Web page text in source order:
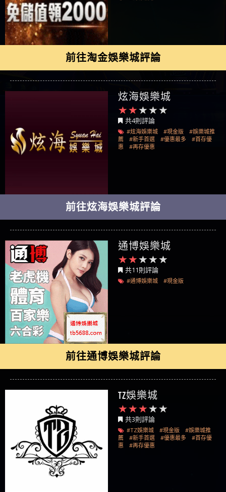
前往淘金娛樂城評論
炫海娛樂城
共4則評論
#炫海娛樂城 #現金版
#娛樂城推
薦
#新手首選 #優惠最多
#首存優
惠
#再存優惠
前往炫海娛樂城評論
通博娛樂城
共11則評論
#通博娛樂城 #現金版
前往通博娛樂城評論
TZ娛樂城
共3則評論
#TZ娛樂城 #現金版
#娛樂城推
薦
#新手首選 #優惠最多
#首存優
惠
#再存優惠